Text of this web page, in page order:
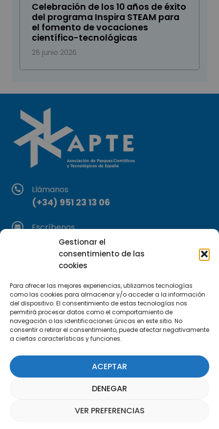
Gestionar el
consentimiento de las
cookies
Para ofrecer las mejores experiencias, utilizamos tecnologías
como las cookies para almacenar y/o acceder a la información
del dispositivo. El consentimiento de estas tecnologías nos
permitirá procesar datos como el comportamiento de
navegación o las identificaciones únicas en este sitio. No
consentir o retirar el consentimiento, puede afectar negativamente
a ciertas características y funciones.
ACEPTAR
DENEGAR
VER PREFERENCIAS
Celebración de los 10 años de éxito
del programa Inspira STEAM para
el fomento de vocaciones
científico-tecnológicas
26 junio 2026
Llámanos
(+34) 951 23 13 06
Escríbenos
info@apte.org
Encuéntranos
29590 Campanillas, Málaga